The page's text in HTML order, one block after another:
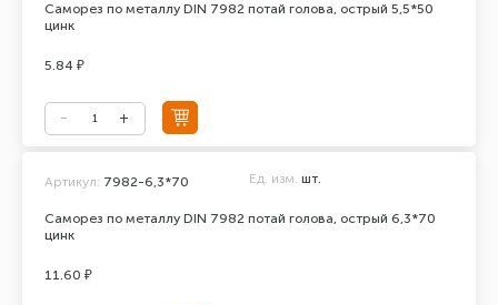
Саморез по металлу DIN 7982 потай голова, острый 5,5*50
цинк
5.84 ₽
Саморез по металлу DIN 7982 потай голова, острый 6,3*70
цинк
Артикул: 7982-6,3*70 Ед. изм. шт.
11.60 ₽